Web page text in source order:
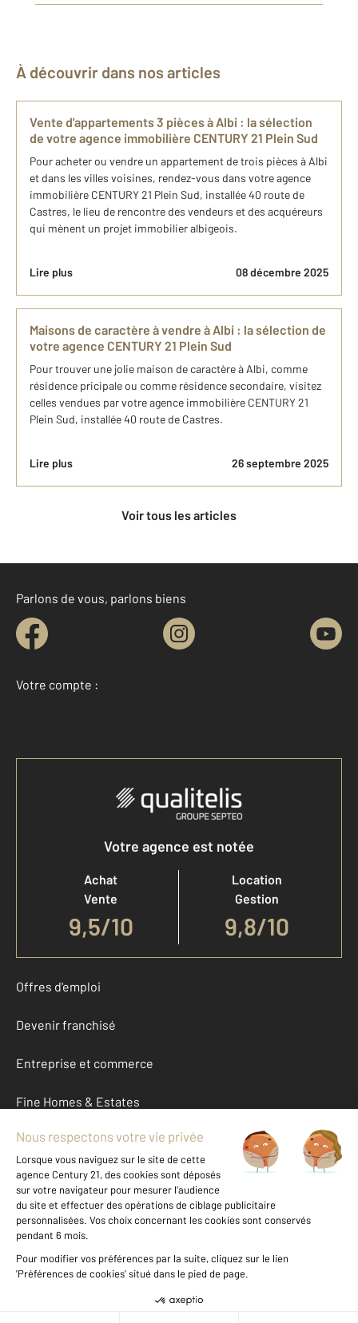
À découvrir dans nos articles
Vente d'appartements 3 pièces à Albi : la sélection
de votre agence immobilière CENTURY 21 Plein Sud
Pour acheter ou vendre un appartement de trois pièces à Albi
et dans les villes voisines, rendez-vous dans votre agence
immobilière CENTURY 21 Plein Sud, installée 40 route de
Castres, le lieu de rencontre des vendeurs et des acquéreurs
qui mènent un projet immobilier albigeois.
Lire plus 08 décembre 2025
Maisons de caractère à vendre à Albi : la sélection de
votre agence CENTURY 21 Plein Sud
Pour trouver une jolie maison de caractère à Albi, comme
résidence pricipale ou comme résidence secondaire, visitez
celles vendues par votre agence immobilière CENTURY 21
Plein Sud, installée 40 route de Castres.
Lire plus 26 septembre 2025
Voir tous les articles
Parlons de vous, parlons biens
Votre compte :
Accéder à mon compte
Votre agence est notée
Achat
Vente
9,5/10
Location
Gestion
9,8/10
Offres d'emploi
Devenir franchisé
Entreprise et commerce
Fine Homes & Estates
À propos
International
Nous contacter
Données personnelles